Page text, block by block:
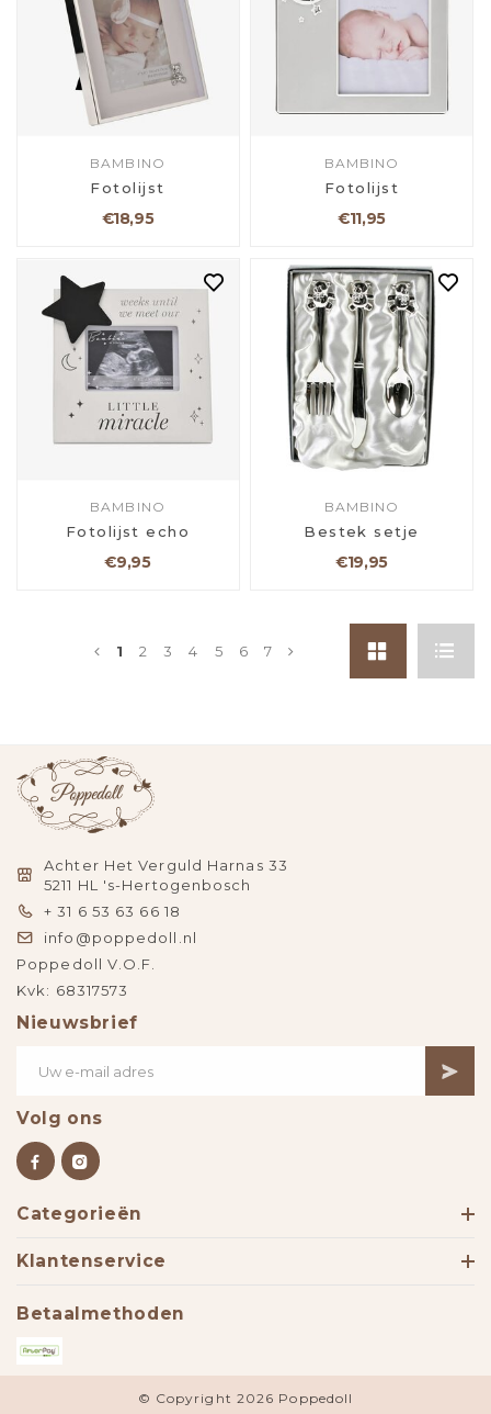
BAMBINO
Fotolijst
€18,95
BAMBINO
Fotolijst
€11,95
BAMBINO
Fotolijst echo
€9,95
BAMBINO
Bestek setje
€19,95
1 2 3 4 5 6 7
Achter Het Verguld Harnas 33
5211 HL 's-Hertogenbosch
+ 31 6 53 63 66 18
info@poppedoll.nl
Poppedoll V.O.F.
Kvk: 68317573
Nieuwsbrief
Volg ons
Categorieën
Klantenservice
Betaalmethoden
© Copyright 2026 Poppedoll